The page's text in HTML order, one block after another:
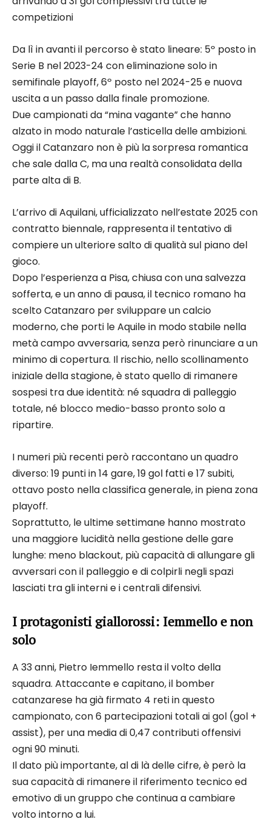
competizioni
Da lì in avanti il percorso è stato lineare: 5º posto in
Serie B nel 2023-24 con eliminazione solo in
semifinale playoff, 6º posto nel 2024-25 e nuova
uscita a un passo dalla finale promozione.
Due campionati da “mina vagante” che hanno
alzato in modo naturale l’asticella delle ambizioni.
Oggi il Catanzaro non è più la sorpresa romantica
che sale dalla C, ma una realtà consolidata della
parte alta di B.
L’arrivo di Aquilani, ufficializzato nell’estate 2025 con
contratto biennale, rappresenta il tentativo di
compiere un ulteriore salto di qualità sul piano del
gioco.
Dopo l’esperienza a Pisa, chiusa con una salvezza
sofferta, e un anno di pausa, il tecnico romano ha
scelto Catanzaro per sviluppare un calcio
moderno, che porti le Aquile in modo stabile nella
metà campo avversaria, senza però rinunciare a un
minimo di copertura. Il rischio, nello scollinamento
iniziale della stagione, è stato quello di rimanere
sospesi tra due identità: né squadra di palleggio
totale, né blocco medio-basso pronto solo a
ripartire.
I numeri più recenti però raccontano un quadro
diverso: 19 punti in 14 gare, 19 gol fatti e 17 subiti,
ottavo posto nella classifica generale, in piena zona
playoff.
Soprattutto, le ultime settimane hanno mostrato
una maggiore lucidità nella gestione delle gare
lunghe: meno blackout, più capacità di allungare gli
avversari con il palleggio e di colpirli negli spazi
lasciati tra gli interni e i centrali difensivi.
I protagonisti giallorossi: Iemmello e non
solo
A 33 anni, Pietro Iemmello resta il volto della
squadra. Attaccante e capitano, il bomber
catanzarese ha già firmato 4 reti in questo
campionato, con 6 partecipazioni totali ai gol (gol +
assist), per una media di 0,47 contributi offensivi
ogni 90 minuti.
Il dato più importante, al di là delle cifre, è però la
sua capacità di rimanere il riferimento tecnico ed
emotivo di un gruppo che continua a cambiare
volto intorno a lui.